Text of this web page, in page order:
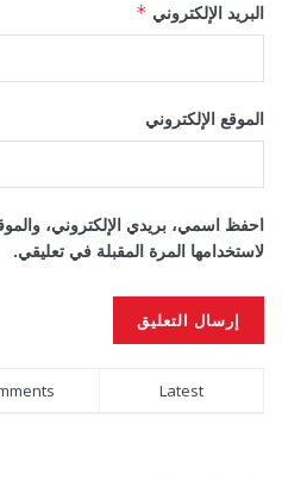
البريد الإلكتروني *
الموقع الإلكتروني
احفظ اسمي، بريدي الإلكتروني،
لاستخدامها المرة المقبلة في تعليقي.
Alternative:
Latest